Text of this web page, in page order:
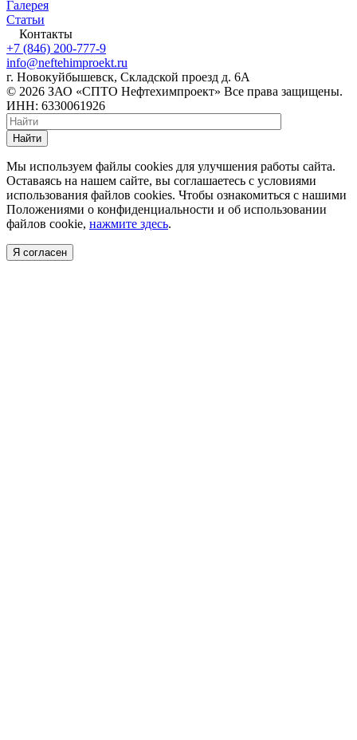
Галерея
Статьи
Контакты
+7 (846) 200-777-9
info@neftehimproekt.ru
г. Новокуйбышевск, Складской проезд д. 6А
© 2026 ЗАО «СПТО Нефтехимпроект» Все права защищены.
ИНН: 6330061926
Найти
Мы используем файлы cookies для улучшения работы сайта.
Оставаясь на нашем сайте, вы соглашаетесь с условиями
использования файлов cookies. Чтобы ознакомиться с нашими
Положениями о конфиденциальности и об использовании
файлов cookie, нажмите здесь.
Я согласен